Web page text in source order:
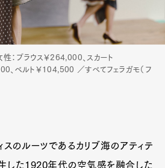
：ブラウス￥264,000、スカート
、ベルト￥104,500 ／すべてフェラガモ（フ
スのルーツであるカリブ海のアティテ
生した1920年代の空気感を融合した